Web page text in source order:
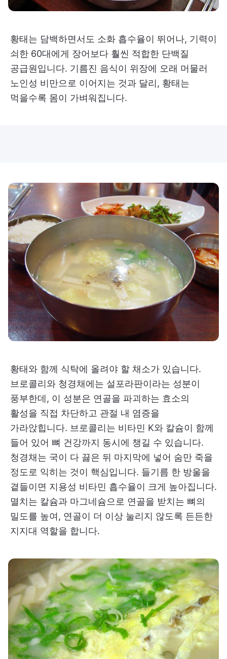
황태는 담백하면서도 소화 흡수율이 뛰어나, 기력이
쇠한 60대에게 장어보다 훨씬 적합한 단백질
공급원입니다. 기름진 음식이 위장에 오래 머물러
노인성 비만으로 이어지는 것과 달리, 황태는
먹을수록 몸이 가벼워집니다.
황태와 함께 식탁에 올려야 할 채소가 있습니다.
브로콜리와 청경채에는 설포라판이라는 성분이
풍부한데, 이 성분은 연골을 파괴하는 효소의
활성을 직접 차단하고 관절 내 염증을
가라앉힙니다. 브로콜리는 비타민 K와 칼슘이 함께
들어 있어 뼈 건강까지 동시에 챙길 수 있습니다.
청경채는 국이 다 끓은 뒤 마지막에 넣어 숨만 죽을
정도로 익히는 것이 핵심입니다. 들기름 한 방울을
곁들이면 지용성 비타민 흡수율이 크게 높아집니다.
멸치는 칼슘과 마그네슘으로 연골을 받치는 뼈의
밀도를 높여, 연골이 더 이상 눌리지 않도록 든든한
지지대 역할을 합니다.